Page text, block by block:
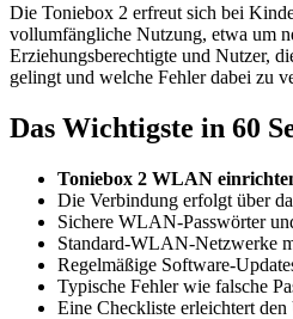
Die Toniebox 2 erfreut sich bei
vollumfängliche Nutzung, etwa um
Erziehungsberechtigte und Nutzer,
gelingt und welche Fehler dabei zu
Das Wichtigste in 60
Toniebox 2 WLAN
Die Verbindung erfolgt über
Sichere WLAN-Passwörter
Standard-WLAN-Netzwerke
Regelmäßige Software-
Typische Fehler wie falsche
Eine Checkliste erleichtert